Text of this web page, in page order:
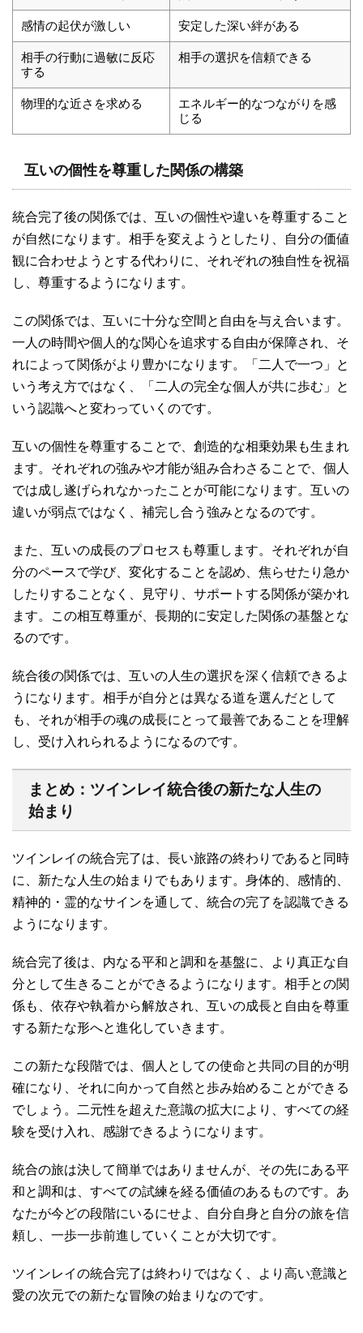
感情の起伏が激しい 安定した深い絆がある
相手の行動に過敏に反応
する
相手の選択を信頼できる
物理的な近さを求める
エネルギー的なつながりを感
じる
互いの個性を尊重した関係の構築
統合完了後の関係では、互いの個性や違いを尊重すること
が自然になります。相手を変えようとしたり、自分の価値
観に合わせようとする代わりに、それぞれの独自性を祝福
し、尊重するようになります。
この関係では、互いに十分な空間と自由を与え合います。
一人の時間や個人的な関心を追求する自由が保障され、そ
れによって関係がより豊かになります。「二人で一つ」と
いう考え方ではなく、「二人の完全な個人が共に歩む」と
いう認識へと変わっていくのです。
互いの個性を尊重することで、創造的な相乗効果も生まれ
ます。それぞれの強みや才能が組み合わさることで、個人
では成し遂げられなかったことが可能になります。互いの
違いが弱点ではなく、補完し合う強みとなるのです。
また、互いの成長のプロセスも尊重します。それぞれが自
分のペースで学び、変化することを認め、焦らせたり急か
したりすることなく、見守り、サポートする関係が築かれ
ます。この相互尊重が、長期的に安定した関係の基盤とな
るのです。
統合後の関係では、互いの人生の選択を深く信頼できるよ
うになります。相手が自分とは異なる道を選んだとして
も、それが相手の魂の成長にとって最善であることを理解
し、受け入れられるようになるのです。
まとめ：ツインレイ統合後の新たな人生の
始まり
ツインレイの統合完了は、長い旅路の終わりであると同時
に、新たな人生の始まりでもあります。身体的、感情的、
精神的・霊的なサインを通して、統合の完了を認識できる
ようになります。
統合完了後は、内なる平和と調和を基盤に、より真正な自
分として生きることができるようになります。相手との関
係も、依存や執着から解放され、互いの成長と自由を尊重
する新たな形へと進化していきます。
この新たな段階では、個人としての使命と共同の目的が明
確になり、それに向かって自然と歩み始めることができる
でしょう。二元性を超えた意識の拡大により、すべての経
験を受け入れ、感謝できるようになります。
統合の旅は決して簡単ではありませんが、その先にある平
和と調和は、すべての試練を経る価値のあるものです。あ
なたが今どの段階にいるにせよ、自分自身と自分の旅を信
頼し、一歩一歩前進していくことが大切です。
ツインレイの統合完了は終わりではなく、より高い意識と
愛の次元での新たな冒険の始まりなのです。